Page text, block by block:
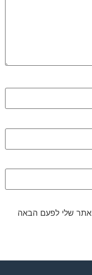
שלי לפעם הבאה